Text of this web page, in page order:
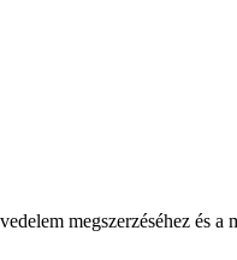
megszerzéséhez és a